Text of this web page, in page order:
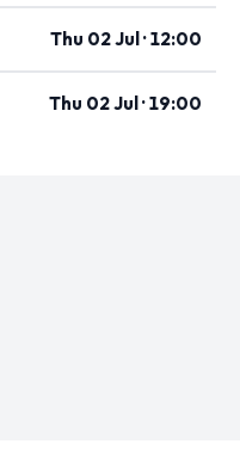
Thu 02 Jul · 12:00
Thu 02 Jul · 19:00